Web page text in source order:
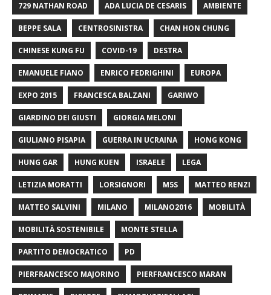
729 NATHAN ROAD ADA LUCIA DE CESARIS AMBIENTE
BEPPE SALA CENTROSINISTRA CHAN HON CHUNG
CHINESE KUNG FU COVID-19 DESTRA
EMANUELE FIANO ENRICO FEDRIGHINI EUROPA
EXPO 2015 FRANCESCA BALZANI GARIWO
GIARDINO DEI GIUSTI GIORGIA MELONI
GIULIANO PISAPIA GUERRA IN UCRAINA HONG KONG
HUNG GAR HUNG KUEN ISRAELE LEGA
LETIZIA MORATTI LORSIGNORI M5S MATTEO RENZI
MATTEO SALVINI MILANO MILANO2016 MOBILITÀ
MOBILITÀ SOSTENIBILE MONTE STELLA
PARTITO DEMOCRATICO PD
PIERFRANCESCO MAJORINO PIERFRANCESCO MARAN